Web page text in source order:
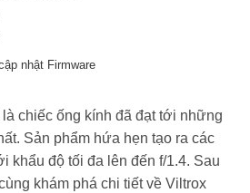
nhật Firmware
là chiếc ống kính đã đạt tới những
Sản phẩm hứa hẹn tạo ra các
khẩu độ tối đa lên đến f/1.4. Sau
khám phá chi tiết về Viltrox